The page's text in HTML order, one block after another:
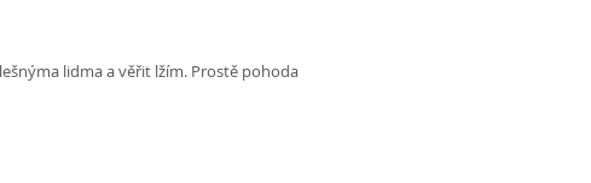
lidma a věřit lžím. Prostě pohoda